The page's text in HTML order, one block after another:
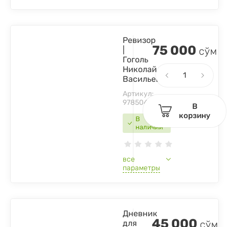
В
наличии
Ревизор
Гоголь
Николай
Васильевич
Артикул:
9785041740023
все
параметры
75 000 сўм
В
корзину
Дневник
для
45 000 сўм